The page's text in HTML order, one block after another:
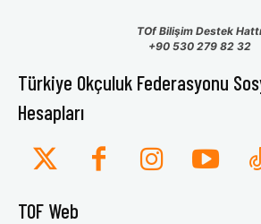
TOf Bilişim Destek Hattı
+90 530 279 82 32
Türkiye Okçuluk Federasyonu
Hesapları
TOF Web